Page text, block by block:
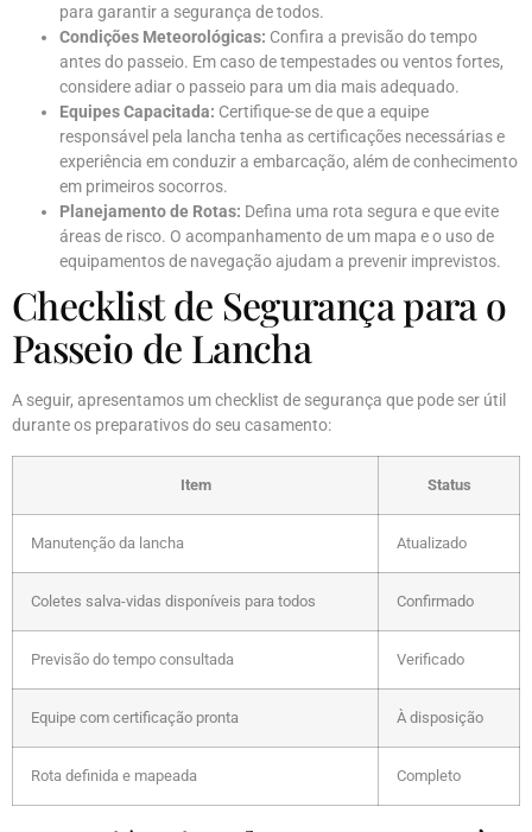
para garantir a segurança de todos.
Condições Meteorológicas: Confira a previsão do tempo
antes do passeio. Em caso de tempestades ou ventos fortes,
considere adiar o passeio para um dia mais adequado.
Equipes Capacitada: Certifique-se de que a equipe
responsável pela lancha tenha as certificações necessárias e
experiência em conduzir a embarcação, além de conhecimento
em primeiros socorros.
Planejamento de Rotas: Defina uma rota segura e que evite
áreas de risco. O acompanhamento de um mapa e o uso de
equipamentos de navegação ajudam a prevenir imprevistos.
Checklist de Segurança para o
Passeio de Lancha
A seguir, apresentamos um checklist de segurança que pode ser útil
durante os preparativos do seu casamento:
Item Status
Manutenção da lancha Atualizado
Coletes salva-vidas disponíveis para todos Confirmado
Previsão do tempo consultada Verificado
Equipe com certificação pronta À disposição
Rota definida e mapeada Completo